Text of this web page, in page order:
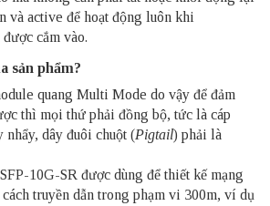
và active để hoạt động luôn khi
cắm vào.
sản phẩm?
quang Multi Mode do vậy để đảm
thì mọi thứ phải đồng bộ, tức là cáp
nhẩy, dây đuôi chuột (Pigtail) phải là
10G-SR​ được dùng để thiết kế mạng
truyền dẫn trong phạm vi 300m, ví dụ